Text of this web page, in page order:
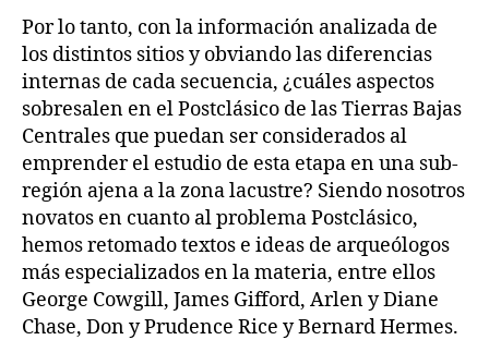
Por lo tanto, con la información analizada de
los distintos sitios y obviando las diferencias
internas de cada secuencia, ¿cuáles aspectos
sobresalen en el Postclásico de las Tierras Bajas
Centrales que puedan ser considerados al
emprender el estudio de esta etapa en una sub-
región ajena a la zona lacustre? Siendo nosotros
novatos en cuanto al problema Postclásico,
hemos retomado textos e ideas de arqueólogos
más especializados en la materia, entre ellos
George Cowgill, James Gifford, Arlen y Diane
Chase, Don y Prudence Rice y Bernard Hermes.